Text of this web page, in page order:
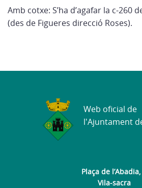
Amb cotxe: S’ha d’agafar la c-260
(des de Figueres direcció Roses).
Plaça de l’Abadia,
Vila-sacra
Web oficial de
l'Ajuntament